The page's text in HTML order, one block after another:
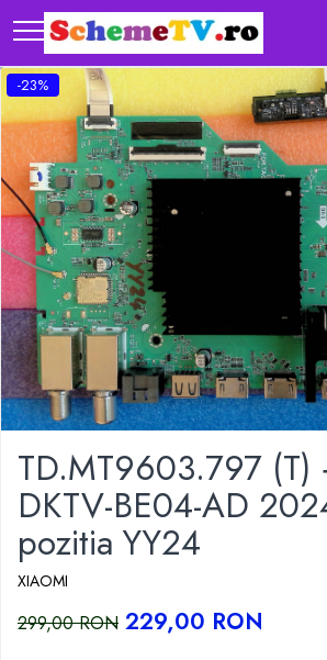
TD.MT9603.797 (T)
DKTV-BE04-AD
pozitia YY24
XIAOMI
-23%
299,00 RON 229,00 RON